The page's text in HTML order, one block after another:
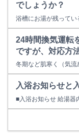
でしょうか？
24時間換気運転
ですが、対応方
入浴お知らせと